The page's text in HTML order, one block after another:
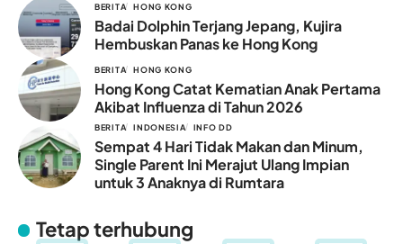
BERITA HONG KONG
Badai Dolphin Terjang Jepang, Kujira
Hembuskan Panas ke Hong Kong
BERITA HONG KONG
Hong Kong Catat Kematian Anak Pertama
Akibat Influenza di Tahun 2026
BERITA INDONESIA INFO DD
Sempat 4 Hari Tidak Makan dan Minum,
Single Parent Ini Merajut Ulang Impian
untuk 3 Anaknya di Rumtara
Tetap terhubung